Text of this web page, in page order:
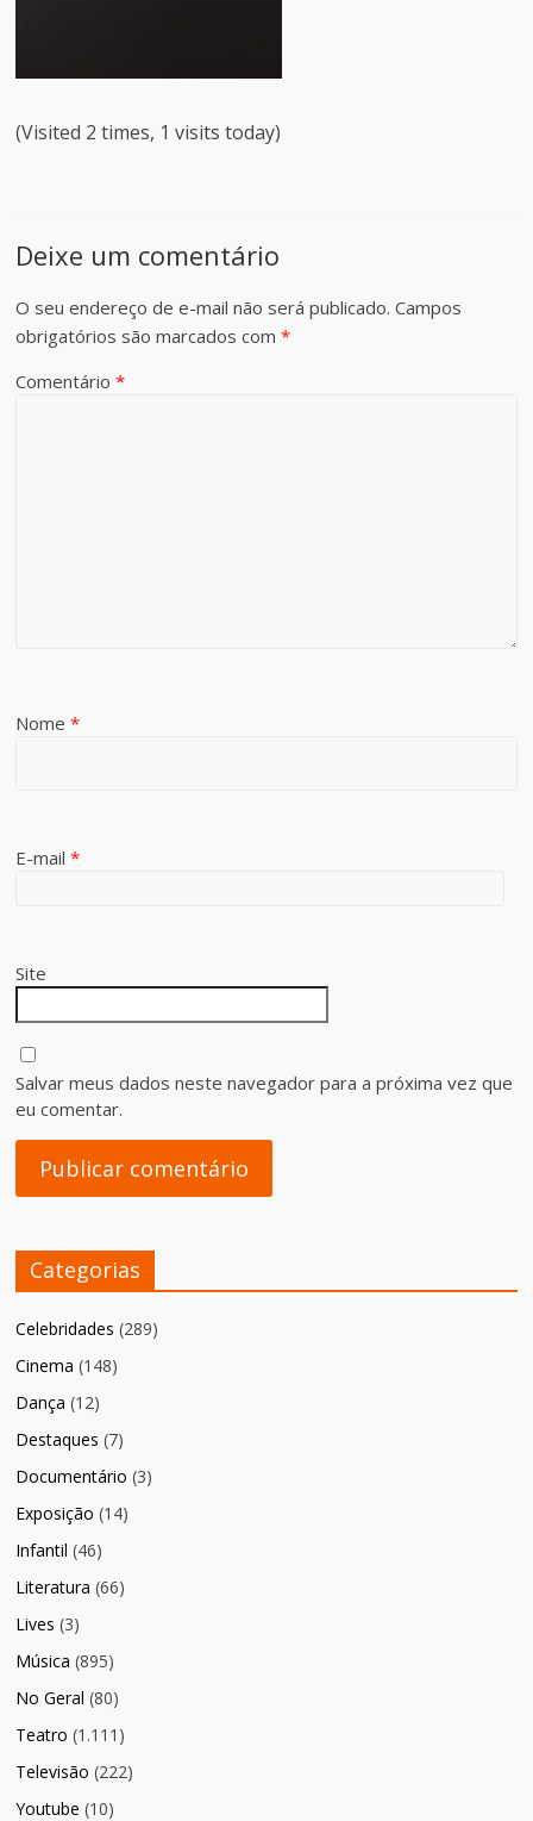
(Visited 2 times, 1 visits today)
Deixe um comentário
O seu endereço de e-mail não será publicado. Campos
obrigatórios são marcados com*
Comentário*
Nome*
E-mail*
Site
Salvar meus dados neste navegador para a próxima vez que
eu comentar.
Categorias
Celebridades (289)
Cinema (148)
Dança (12)
Destaques (7)
Documentário (3)
Exposição (14)
Infantil (46)
Literatura (66)
Lives (3)
Música (895)
No Geral (80)
Teatro (1.111)
Televisão (222)
Youtube (10)